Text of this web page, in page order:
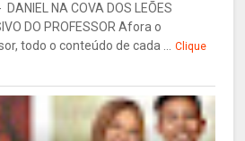
NA COVA DOS LEÕES
DO PROFESSOR Afora o
todo o conteúdo de cada ... Clique